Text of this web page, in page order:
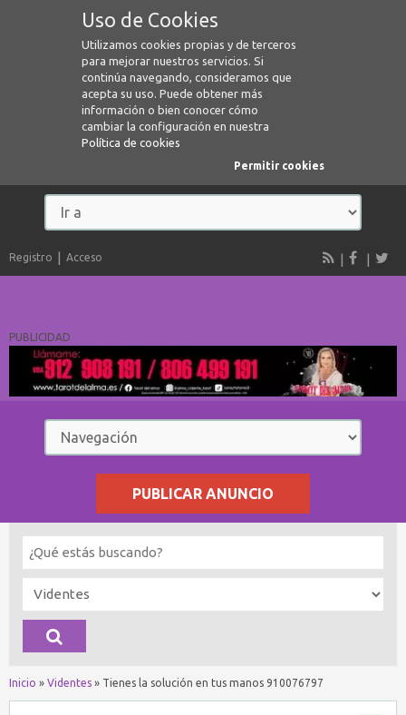
Uso de Cookies
Utilizamos cookies propias y de terceros
para mejorar nuestros servicios. Si
continúa navegando, consideramos que
acepta su uso. Puede obtener más
información o bien conocer cómo
cambiar la configuración en nuestra
Política de cookies
Permitir cookies
Registro Acceso
PUBLICIDAD
PUBLICAR ANUNCIO
Inicio » Videntes » Tienes la solución en tus manos 910076797